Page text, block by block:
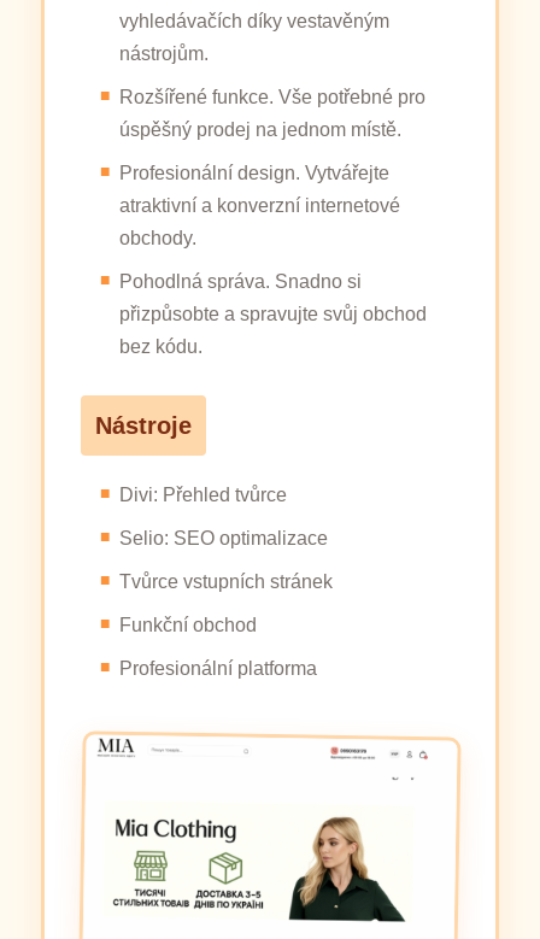
vyhledávačích díky vestavěným
nástrojům.
Rozšířené funkce. Vše potřebné pro
úspěšný prodej na jednom místě.
Profesionální design. Vytvářejte
atraktivní a konverzní internetové
obchody.
Pohodlná správa. Snadno si
přizpůsobte a spravujte svůj obchod
bez kódu.
Nástroje
Divi: Přehled tvůrce
Selio: SEO optimalizace
Tvůrce vstupních stránek
Funkční obchod
Profesionální platforma